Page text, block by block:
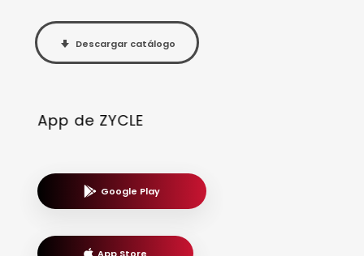
Descargar catálogo
App de ZYCLE
Google Play